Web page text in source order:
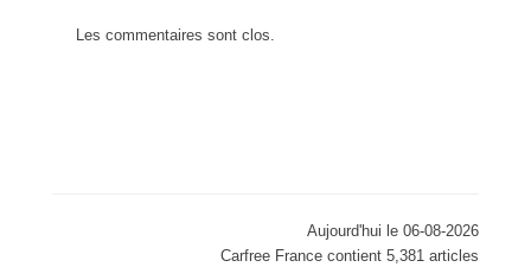
Les commentaires sont clos.
Aujourd'hui le 06-08-2026
Carfree France contient 5,381 articles